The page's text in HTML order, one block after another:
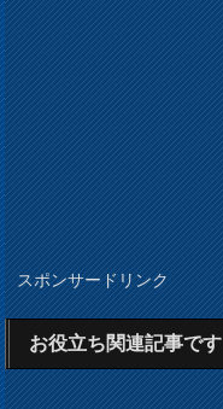
スポンサードリンク
お役立ち関連記事です